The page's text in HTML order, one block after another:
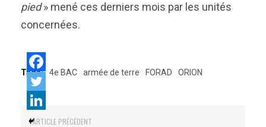
pied» mené ces derniers mois par les unités
concernées.
Tags: 4e BAC armée de terre FORAD ORION
ARTICLE PRÉCÉDENT